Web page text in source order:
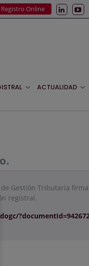
Registro Online
ACTUALIDAD
Gestión Tributaria
registral.